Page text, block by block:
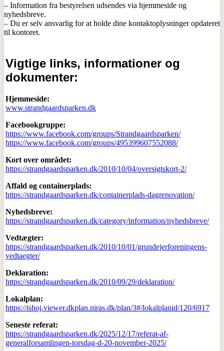
– Information fra bestyrelsen udsendes via hjemmeside og
nyhedsbreve.
– Du er selv ansvarlig for at holde dine kontaktoplysninger opdateret
til kontoret.
Vigtige links, informationer og
dokumenter:
Hjemmeside:
www.strandgaardsparken.dk
Facebookgruppe:
https://www.facebook.com/groups/Strandgaardsparken/
https://www.facebook.com/groups/495399607552088/
Kort over området:
https://strandgaardsparken.dk/2010/10/04/oversigtskort-2/
Affald og containerplads:
https://strandgaardsparken.dk/containerplads-dagrenovation/
Nyhedsbreve:
https://strandgaardsparken.dk/category/information/nyhedsbreve/
Vedtægter:
https://strandgaardsparken.dk/2010/10/01/grundejerforeningens-
vedtaegter/
Deklaration:
https://strandgaardsparken.dk/2010/09/29/deklaration/
Lokalplan:
https://ishoj.viewer.dkplan.niras.dk/plan/3#/lokalplanid/120/6917
Seneste referat:
https://strandgaardsparken.dk/2025/12/17/referat-af-
generalforsamlingen-torsdag-d-20-november-2025/